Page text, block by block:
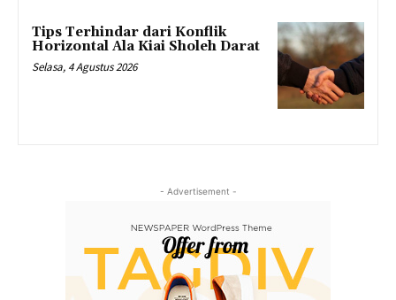
Tips Terhindar dari Konflik
Horizontal Ala Kiai Sholeh Darat
Selasa, 4 Agustus 2026
- Advertisement -